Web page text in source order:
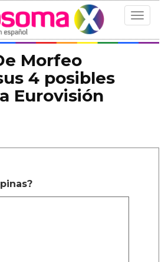
Toggle
Morfeo
4 posibles
Eurovisión